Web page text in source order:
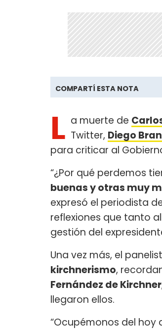
COMPARTÍ ESTA NOTA
L a muerte de
Twitter, Diego
para criticar al
“¿Por qué perdemos
buenas y otras muy
expresó el periodista
reflexiones que tanto
gestión del
Una vez más, el
kirchnerismo,
Fernández de Kirchner
llegaron ellos.
“Ocupémonos del